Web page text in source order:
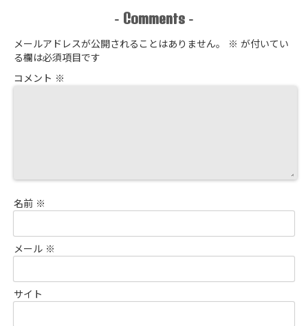
- Comments -
メールアドレスが公開されることはありません。 ※ が付いてい
る欄は必須項目です
コメント ※
名前 ※
メール ※
サイト